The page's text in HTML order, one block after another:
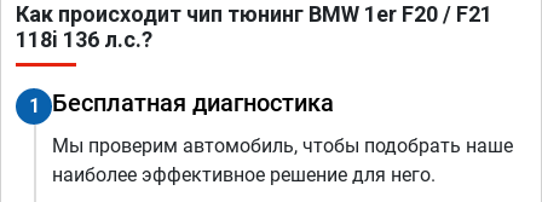
Как происходит чип тюнинг BMW 1er F20 / F21
118i 136 л.с.?
1 Бесплатная диагностика
Мы проверим автомобиль, чтобы подобрать наше
наиболее эффективное решение для него.